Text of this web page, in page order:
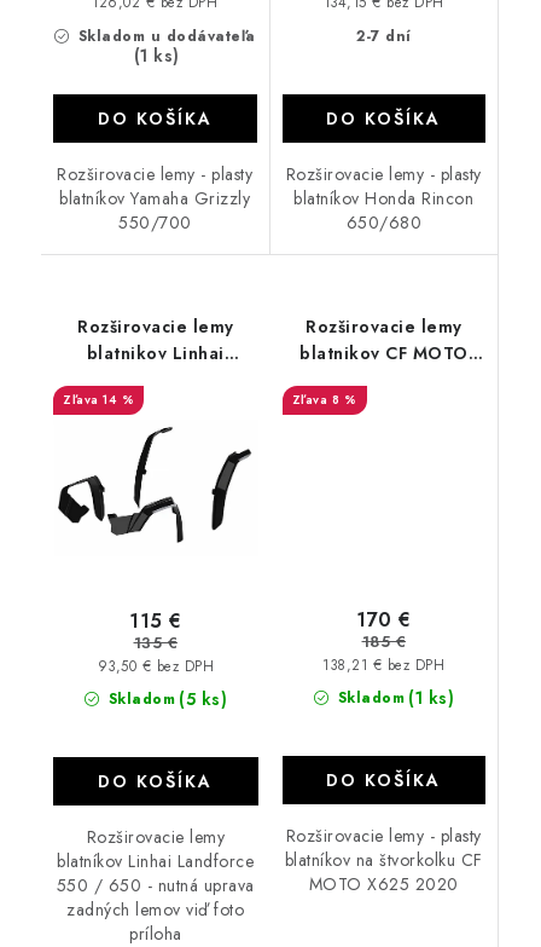
Skladom u dodávateľa
(1 ks)
DO KOŠÍKA
Rozširovacie lemy - plasty
blatníkov Yamaha Grizzly
550/700
2-7 dní
DO KOŠÍKA
Rozširovacie lemy - plasty
blatníkov Honda Rincon
650/680
Rozširovacie lemy
blatnikov Linhai
14 %
Skladom (5 ks)
93,50 € bez DPH
115 €
135 €
DO KOŠÍKA
Rozširovacie lemy
blatníkov Linhai Landforce
550 / 650 - nutná uprava
zadných lemov viď foto
príloha
Rozširovacie lemy
blatnikov CF MOTO
8 %
Skladom (1 ks)
138,21 € bez DPH
170 €
185 €
DO KOŠÍKA
Rozširovacie lemy - plasty
blatníkov na štvorkolku CF
MOTO X625 2020